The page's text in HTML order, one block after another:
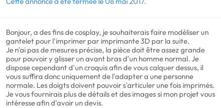
Bonjour, a des fins de cosplay, je souhaiterais faire modéliser un
gantelet pour l'imprimer par imprimante 3D par la suite.
Je n'ai pas de mesures précise, la pièce doit être assez grande
pour pouvoir y glisser un avant bras d'un homme normal. Je
dispose cependant d'un croquis afin de vous calquer dessus, il
vous suffira donc uniquement de l'adapter a une personne
normale. Les doigts doivent pouvoir s'articuler une fois imprimés.
Je vous fournirais plus de détails et des images si mon projet vous
intéresse afin d'avoir un devis.